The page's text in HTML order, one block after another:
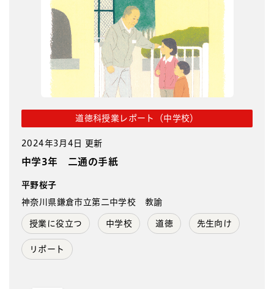
道徳科授業レポート（中学校）
2024年3月4日 更新
中学3年 二通の手紙
平野桜子
神奈川県鎌倉市立第二中学校 教諭
授業に役立つ 中学校 道徳 先生向け
リポート